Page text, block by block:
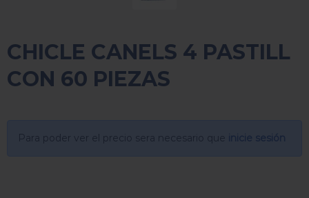
CHICLE CANELS 4 PASTILL
CON 60 PIEZAS
Para poder ver el precio sera necesario que